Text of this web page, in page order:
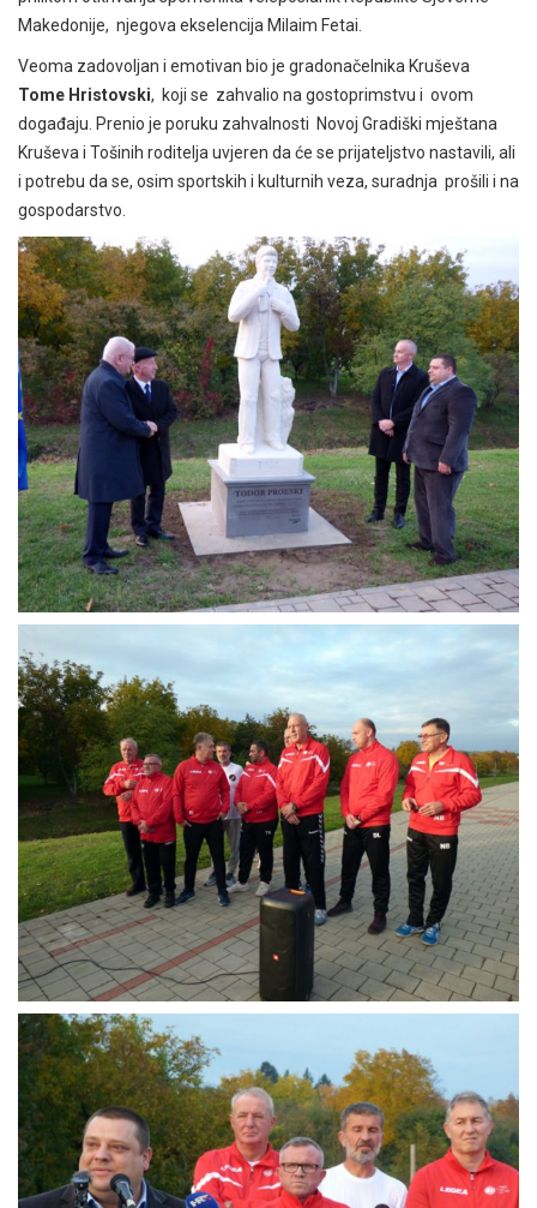
Makedonije, njegova ekselencija Milaim Fetai.
Veoma zadovoljan i emotivan bio je gradonačelnika Kruševa
Tome Hristovski, koji se zahvalio na gostoprimstvu i ovom
događaju. Prenio je poruku zahvalnosti Novoj Gradiški mještana
Kruševa i Tošinih roditelja uvjeren da će se prijateljstvo nastavili, ali
i potrebu da se, osim sportskih i kulturnih veza, suradnja prošili i na
gospodarstvo.